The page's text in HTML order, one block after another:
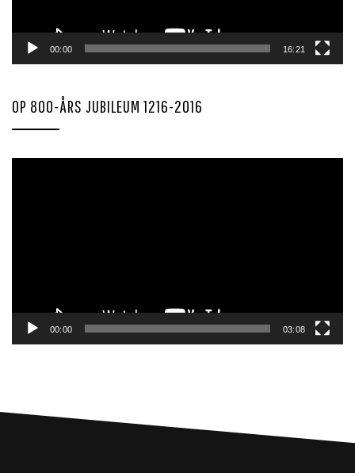
00:00 16:21
OP 800-ÅRS JUBILEUM 1216-2016
00:00 03:08